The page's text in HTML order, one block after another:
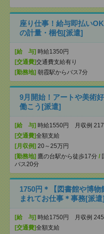
座り仕事！給与即払い
の計量・梱包[派遣]
[給 与] 時給1350円
[交通費]交通費支給有り
[勤務地] 朝霞駅からバス7分
9月開始！アートや美術
働こう[派遣]
[給 与] 時給1550円 月収例
[交通費]全額支給
[月収例] 20～25万円
[勤務地] 鷹の台駅から徒歩17分 /
バス20分
1750円＊【図書館や博
まれてお仕事＊事務[派遣]
[給 与] 時給1750円 月収例
[交通費]全額支給